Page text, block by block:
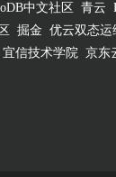
中文社区 青云
掘金 优云双态运
宜信技术学院 京东